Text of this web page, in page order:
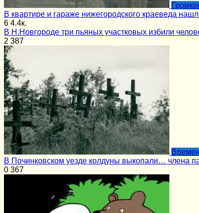
В квартире и гараже нижегородского краеведа
6 4.4к.
В Н.Новгороде три пьяных участковых избили
2 387
В Починковском уезде колдуны выкопали… члена
0 367